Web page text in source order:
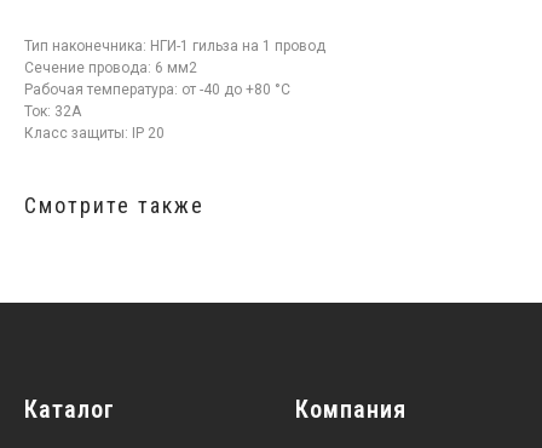
Тип наконечника: НГИ-1 гильза на 1 провод
Сечение провода: 6 мм2
Рабочая температура: от -40 до +80 °С
Ток: 32А
Класс защиты: IP 20
Смотрите также
Каталог Компания